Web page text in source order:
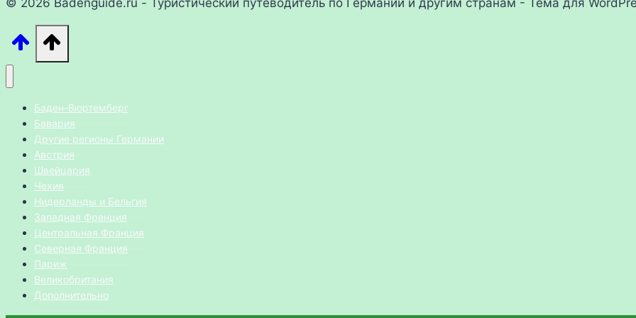
© 2026 Badenguide.ru - Туристический путеводитель по Германии и другим странам - Тема для
Баден-Вюртемберг
Бавария
Другие регионы Германии
Австрия
Швейцария
Чехия
Нидерланды и Бельгия
Западная Франция
Центральная Франция
Северная Франция
Париж
Великобритания
Дополнительно